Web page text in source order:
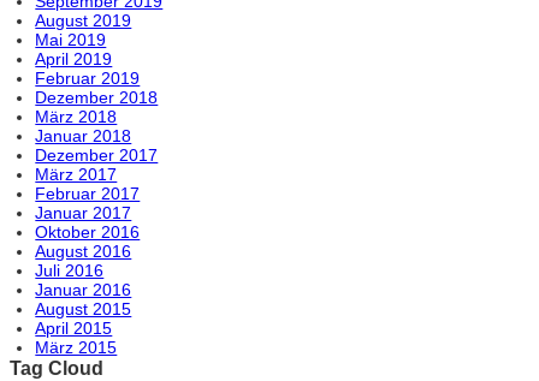
August 2019
Mai 2019
April 2019
Februar 2019
Dezember 2018
März 2018
Januar 2018
Dezember 2017
März 2017
Februar 2017
Januar 2017
Oktober 2016
August 2016
Juli 2016
Januar 2016
August 2015
April 2015
März 2015
Tag Cloud